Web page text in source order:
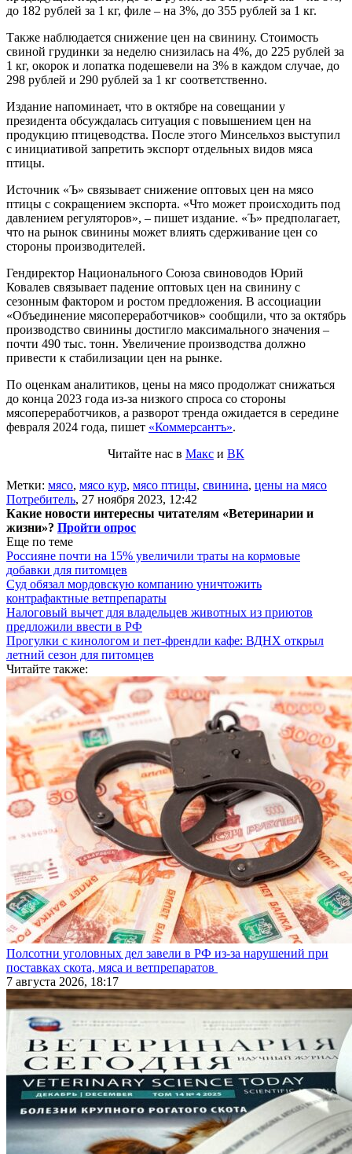
до 182 рублей за 1 кг, филе – на 3%, до 355 рублей за 1 кг.
Также наблюдается снижение цен на свинину. Стоимость
свиной грудинки за неделю снизилась на 4%, до 225 рублей за
1 кг, окорок и лопатка подешевели на 3% в каждом случае, до
298 рублей и 290 рублей за 1 кг соответственно.
Издание напоминает, что в октябре на совещании у
президента обсуждалась ситуация с повышением цен на
продукцию птицеводства. После этого Минсельхоз выступил
с инициативой запретить экспорт отдельных видов мяса
птицы.
Источник «Ъ» связывает снижение оптовых цен на мясо
птицы с сокращением экспорта. «Что может происходить под
давлением регуляторов», – пишет издание. «Ъ» предполагает,
что на рынок свинины может влиять сдерживание цен со
стороны производителей.
Гендиректор Национального Союза свиноводов Юрий
Ковалев связывает падение оптовых цен на свинину с
сезонным фактором и ростом предложения. В ассоциации
«Объединение мясопереработчиков» сообщили, что за октябрь
производство свинины достигло максимального значения –
почти 490 тыс. тонн. Увеличение производства должно
привести к стабилизации цен на рынке.
По оценкам аналитиков, цены на мясо продолжат снижаться
до конца 2023 года из-за низкого спроса со стороны
мясопереработчиков, а разворот тренда ожидается в середине
февраля 2024 года, пишет «Коммерсантъ».
Читайте нас в Макс и ВК
Метки: мясо, мясо кур, мясо птицы, свинина, цены на мясо
Потребитель, 27 ноября 2023, 12:42
Какие новости интересны читателям «Ветеринарии и
жизни»? Пройти опрос
Еще по теме
Россияне почти на 15% увеличили траты на кормовые
добавки для питомцев
Суд обязал мордовскую компанию уничтожить
контрафактные ветпрепараты
Налоговый вычет для владельцев животных из приютов
предложили ввести в РФ
Прогулки с кинологом и пет-френдли кафе: ВДНХ открыл
летний сезон для питомцев
Читайте также:
Полсотни уголовных дел завели в РФ из-за нарушений при
поставках скота, мяса и ветпрепаратов
7 августа 2026, 18:17